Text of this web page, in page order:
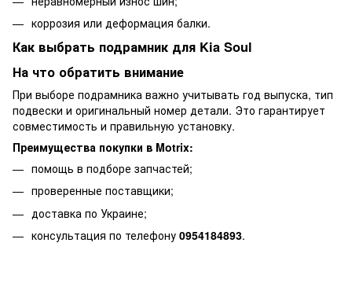
коррозия или деформация балки.
Как выбрать подрамник для Kia Soul
На что обратить внимание
При выборе подрамника важно учитывать год выпуска, тип
подвески и оригинальный номер детали. Это гарантирует
совместимость и правильную установку.
Преимущества покупки в Motrix:
помощь в подборе запчастей;
проверенные поставщики;
доставка по Украине;
консультация по телефону 0954184893.